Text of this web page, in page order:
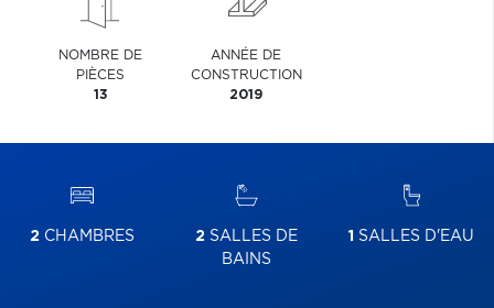
NOMBRE DE
PIÈCES
13
ANNÉE DE
CONSTRUCTION
2019
2 CHAMBRES 2 SALLES DE
BAINS
1 SALLES D'EAU